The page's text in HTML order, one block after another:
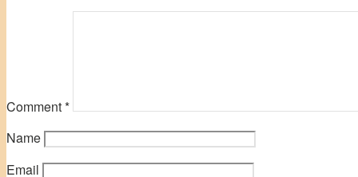
Comment*
Name
Email